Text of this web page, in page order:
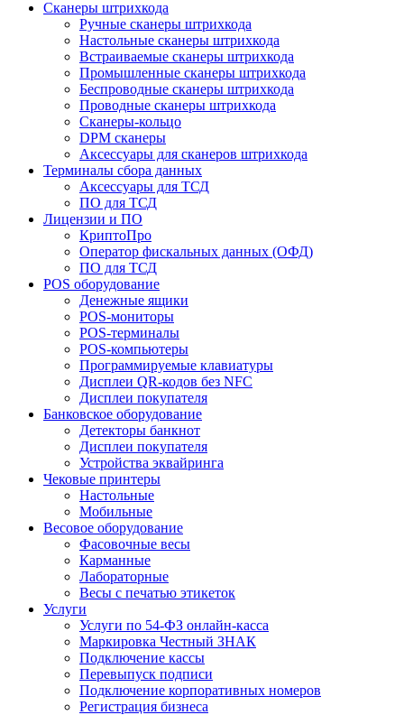
Сканеры штрихкода
Ручные сканеры штрихкода
Настольные сканеры штрихкода
Встраиваемые сканеры штрихкода
Промышленные сканеры штрихкода
Беспроводные сканеры штрихкода
Проводные сканеры штрихкода
Сканеры-кольцо
DPM сканеры
Аксессуары для сканеров штрихкода
Терминалы сбора данных
Аксессуары для ТСД
ПО для ТСД
Лицензии и ПО
КриптоПро
Оператор фискальных данных (ОФД)
ПО для ТСД
POS оборудование
Денежные ящики
POS-мониторы
POS-терминалы
POS-компьютеры
Программируемые клавиатуры
Дисплеи QR-кодов без NFC
Дисплеи покупателя
Банковское оборудование
Детекторы банкнот
Дисплеи покупателя
Устройства эквайринга
Чековые принтеры
Настольные
Мобильные
Весовое оборудование
Фасовочные весы
Карманные
Лабораторные
Весы с печатью этикеток
Услуги
Услуги по 54-ФЗ онлайн-касса
Маркировка Честный ЗНАК
Подключение кассы
Перевыпуск подписи
Подключение корпоративных номеров
Регистрация бизнеса